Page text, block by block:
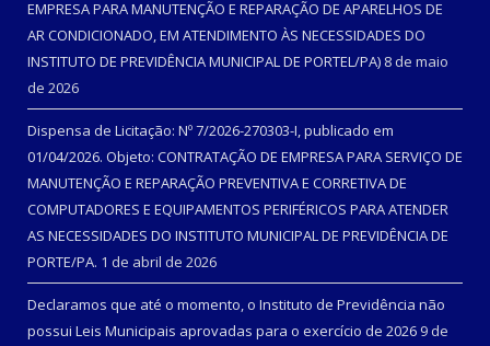
EMPRESA PARA MANUTENÇÃO E REPARAÇÃO DE APARELHOS DE
AR CONDICIONADO, EM ATENDIMENTO ÀS NECESSIDADES DO
INSTITUTO DE PREVIDÊNCIA MUNICIPAL DE PORTEL/PA) 8 de maio
de 2026
Dispensa de Licitação: Nº 7/2026-270303-I, publicado em
01/04/2026. Objeto: CONTRATAÇÃO DE EMPRESA PARA SERVIÇO DE
MANUTENÇÃO E REPARAÇÃO PREVENTIVA E CORRETIVA DE
COMPUTADORES E EQUIPAMENTOS PERIFÉRICOS PARA ATENDER
AS NECESSIDADES DO INSTITUTO MUNICIPAL DE PREVIDÊNCIA DE
PORTE/PA. 1 de abril de 2026
Declaramos que até o momento, o Instituto de Previdência não
possui Leis Municipais aprovadas para o exercício de 2026 9 de